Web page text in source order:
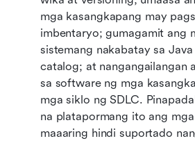
mga kasangkapang may
imbentaryo; gumagamit ang
sistemang nakabatay sa
catalog; at nangangailangan
sa software ng mga
mga siklo ng SDLC.
na platapormang ito ang
maaaring hindi suportado